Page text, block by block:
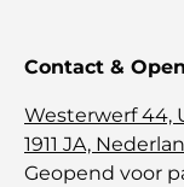
Contact &
Westerwerf 44,
1911 JA,
Geopend voor